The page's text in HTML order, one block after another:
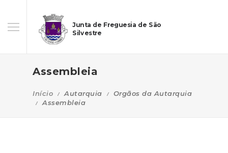
Junta de Freguesia de São
Silvestre
Assembleia
Início Autarquia
Orgãos da Autarquia
Assembleia